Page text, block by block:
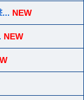
... NEW
NEW